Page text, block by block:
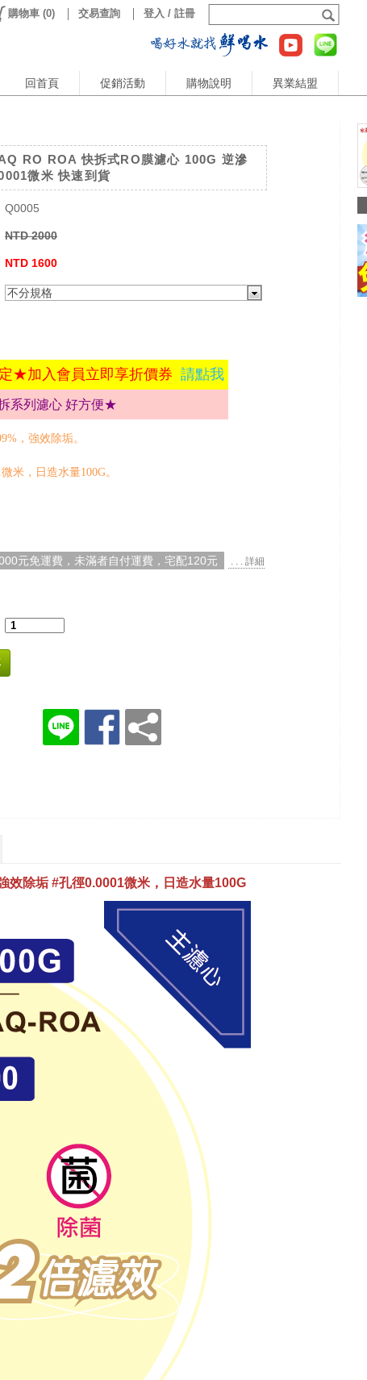
回首頁 促銷活動 購物說明 異業結盟
購物車 (0) 交易查詢 登入 / 註冊
RO ROA 快拆式RO膜濾心 100G 逆滲
微米 快速到貨
Q0005
NTD 2000
NTD 1600
不分規格
★加入會員立即享折價券 請點我
系列濾心 好方便★
，強效除垢。
米，日造水量100G。
元免運費，未滿者自付運費，宅配120元
. . . 詳細